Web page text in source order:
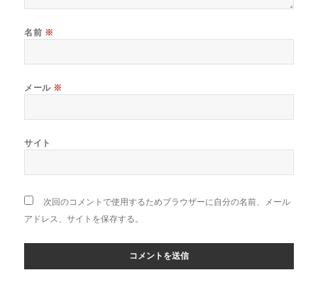
名前 ※
メール ※
サイト
次回のコメントで使用するためブラウザーに自分の名前、メール
アドレス、サイトを保存する。